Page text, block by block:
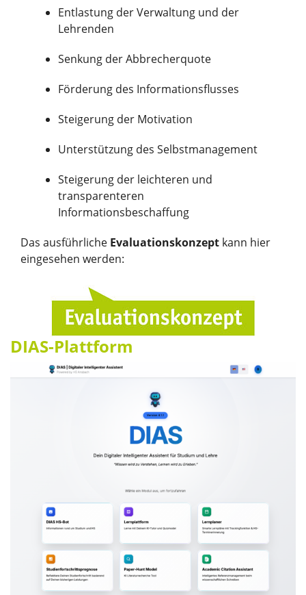
Entlastung der Verwaltung und der
Lehrenden
Senkung der Abbrecherquote
Förderung des Informationsflusses
Steigerung der Motivation
Unterstützung des Selbstmanagement
Steigerung der leichteren und
transparenteren
Informationsbeschaffung
Das ausführliche Evaluationskonzept kann hier
eingesehen werden:
DIAS-Plattform